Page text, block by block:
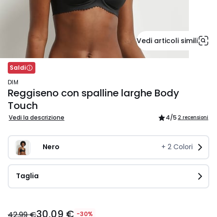
Vedi articoli simili
Saldi
DIM
Reggiseno con spalline larghe Body
Touch
Vedi la descrizione 4/5 2 recensioni
Nero + 2 Colori
Taglia
€
30,09 € -30%